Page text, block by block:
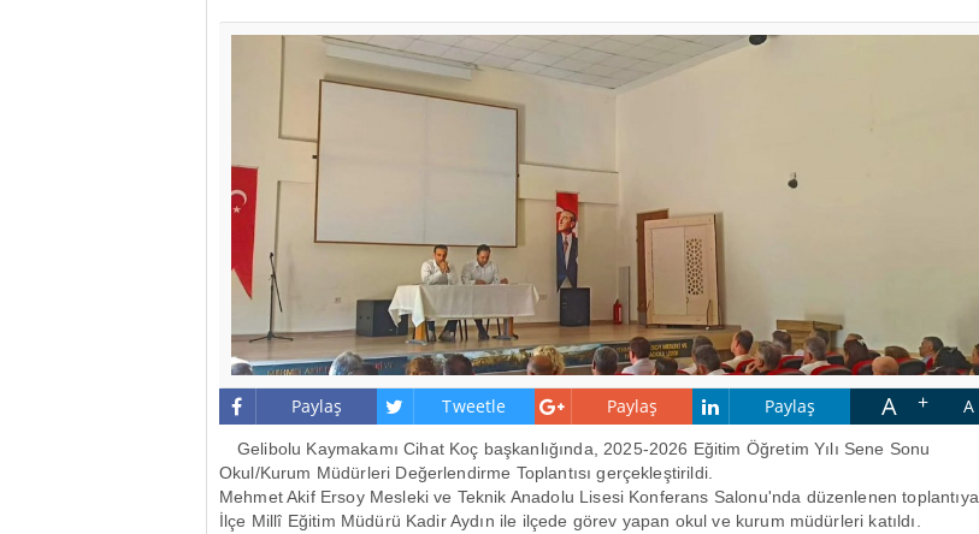
Paylaş Tweetle Paylaş Paylaş A A
Gelibolu Kaymakamı Cihat Koç başkanlığında, 2025-2026 Eğitim Öğretim Yılı Sene Sonu
Okul/Kurum Müdürleri Değerlendirme Toplantısı gerçekleştirildi.
Mehmet Akif Ersoy Mesleki ve Teknik Anadolu Lisesi Konferans Salonu'nda düzenlenen toplantıya
İlçe Millî Eğitim Müdürü Kadir Aydın ile ilçede görev yapan okul ve kurum müdürleri katıldı.